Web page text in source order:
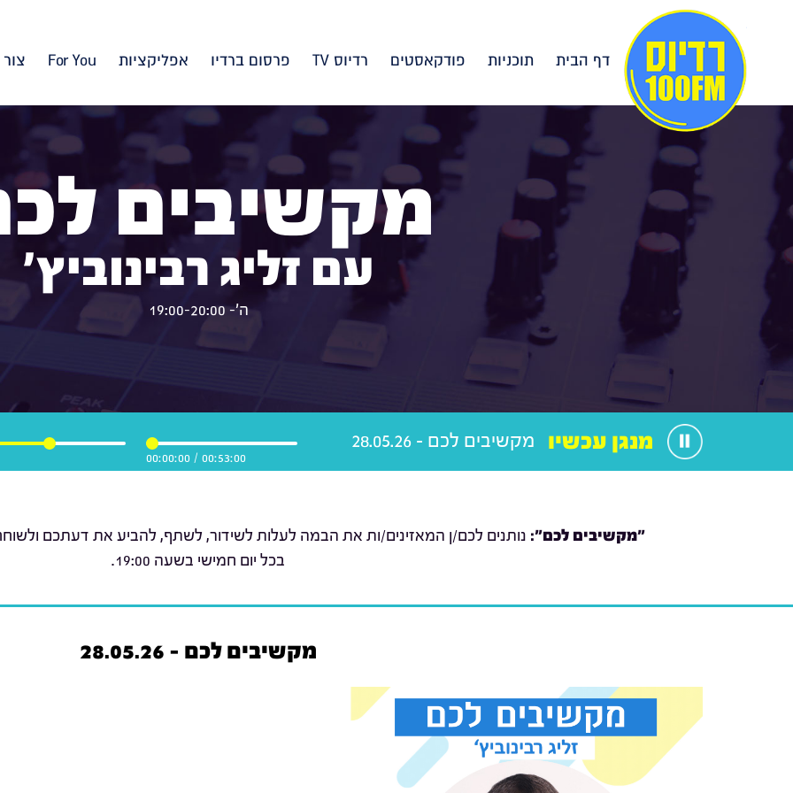
דף הבית תוכניות פודקאסטים רדיוס TV פרסום ברדיו אפליקציות For You
מקשיבים
עם זליג רבינוביץ'
ה'- 19:00-20:00
00:53:00
/
00:00:00
מנגן עכשיו מקשיבים לכם - 28.05.26
"מקשיבים לכם": נותנים לכם/ן המאזינים/ות את הבמה לעלות לשידור, לשתף, להביע את דעתכם ולשוחח
בכל יום חמישי בשעה 19:00.
מקשיבים לכם - 28.05.26